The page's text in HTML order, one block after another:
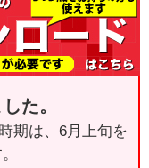
た。
期は、6月上旬を